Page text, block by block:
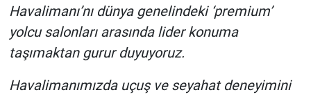
Havalimanı’nı dünya genelindeki ‘premium’
yolcu salonları arasında lider konuma
taşımaktan gurur duyuyoruz.
Havalimanımızda uçuş ve seyahat deneyimini